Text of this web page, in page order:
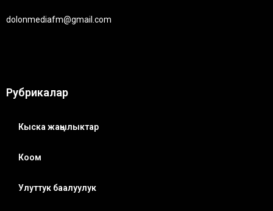
dolonmediafm@gmail.com
Рубрикалар
Кыска жаңылыктар
Коом
Улуттук баалуулук